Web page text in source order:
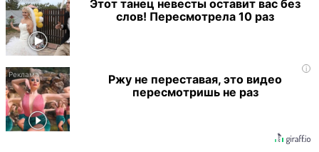
Этот танец невесты оставит вас без
слов! Пересмотрела 10 раз
i
Ржу не переставая, это видео
пересмотришь не раз